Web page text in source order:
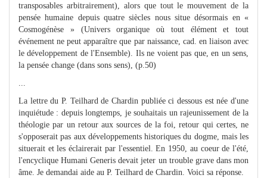
transposables arbitrairement), alors que tout le mouvement de la
pensée humaine depuis quatre siècles nous situe désormais en «
Cosmogénèse » (Univers organique où tout élément et tout
événement ne peut apparaître que par naissance, cad. en liaison avec
le développement de l'Ensemble). Ils ne voient pas que, en un sens,
la pensée change (dans sons sens), (p.50)
La lettre du P. Teilhard de Chardin publiée ci dessous est née d'une
inquiétude : depuis longtemps, je souhaitais un rajeunissement de la
théologie par un retour aux sources de la foi, retour qui certes, ne
s'opposerait pas aux développements historiques du dogme, mais les
situerait et les éclairerait par l'essentiel. En 1950, au coeur de l'été,
l'encyclique Humani Generis devait jeter un trouble grave dans mon
âme. Je demandai aide au P. Teilhard de Chardin. Voici sa réponse.